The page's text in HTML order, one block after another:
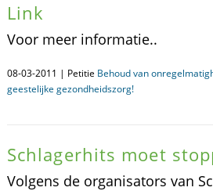
Link
Voor meer informatie..
08-03-2011 | Petitie Behoud van
geestelijke gezondheidszorg!
Schlagerhits moet
Volgens de organisators van